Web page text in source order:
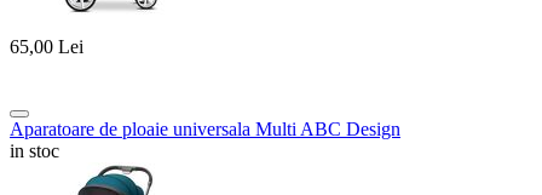
65,00 Lei
Aparatoare de ploaie universala Multi ABC Design
in stoc